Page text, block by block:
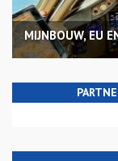
MIJNBOUW, EU